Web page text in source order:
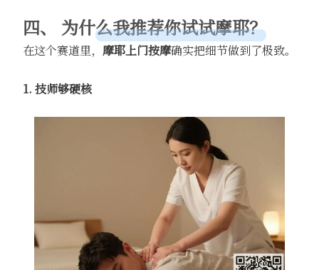
四、 为什么我推荐你试试摩耶？
在这个赛道里， 摩耶上门按摩确实把细节做到了极致。
1. 技师够硬核